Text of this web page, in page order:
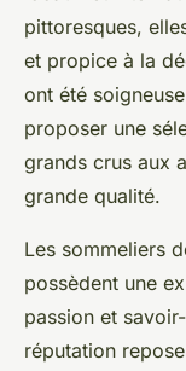
pittoresques,
et propice à la
ont été
proposer une
grands crus aux
grande qualité.
Les sommeliers
possèdent une
passion et
réputation